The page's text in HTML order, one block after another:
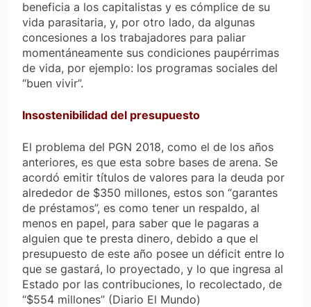
beneficia a los capitalistas y es cómplice de su
vida parasitaria, y, por otro lado, da algunas
concesiones a los trabajadores para paliar
momentáneamente sus condiciones paupérrimas
de vida, por ejemplo: los programas sociales del
“buen vivir”.
Insostenibilidad del presupuesto
El problema del PGN 2018, como el de los años
anteriores, es que esta sobre bases de arena. Se
acordó emitir títulos de valores para la deuda por
alrededor de $350 millones, estos son “garantes
de préstamos”, es como tener un respaldo, al
menos en papel, para saber que le pagaras a
alguien que te presta dinero, debido a que el
presupuesto de este año posee un déficit entre lo
que se gastará, lo proyectado, y lo que ingresa al
Estado por las contribuciones, lo recolectado, de
“$554 millones” (Diario El Mundo)